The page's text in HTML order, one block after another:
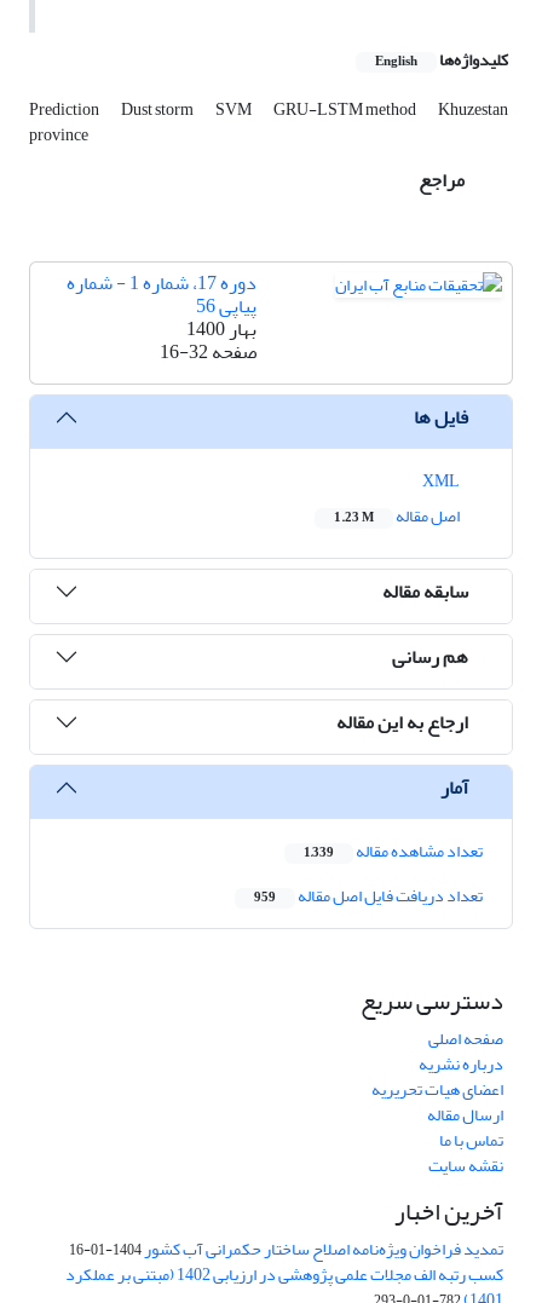
کلیدواژه‌ها English
Prediction Dust storm SVM GRU-LSTM method Khuzestan
province
مراجع
دوره 17، شماره 1 - شماره
پیاپی 56
بهار 1400
صفحه16-32
فایل ها
اصل مقاله
1.23 M
سابقه مقاله
هم رسانی
ارجاع به این مقاله
آمار
تعداد مشاهده مقاله 1,339
تعداد دریافت فایل اصل مقاله 959
دسترسی سریع
صفحه اصلی
درباره نشریه
اعضای هیات تحریریه
ارسال مقاله
تماس با ما
نقشه سایت
آخرین اخبار
تمدید فراخوان ویژه‌نامه اصلاح ساختار حکمرانی آب کشور1404-01-16
کسب رتبه الف مجلات علمی پژوهشی در ارزیابی 1402 (مبتنی بر عملکرد